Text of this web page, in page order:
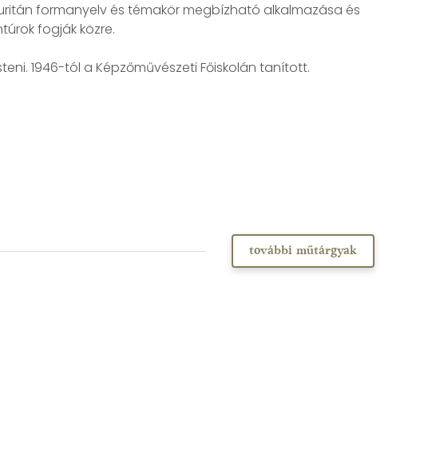
formanyelv és témakör megbízható alkalmazása és
fogják közre.
1946-tól a Képzőművészeti Főiskolán tanított.
további műtárgyak